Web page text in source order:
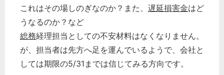
これはその場しのぎなのか？また、 遅延損害金はど
うなるのか？など
総務経理担当としての不安材料はなくなりません。
が、担当者は先方へ足を運んでいるようで、会社と
しては期限の5/31までは信じてみる方向です。